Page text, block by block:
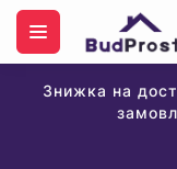
Знижка на